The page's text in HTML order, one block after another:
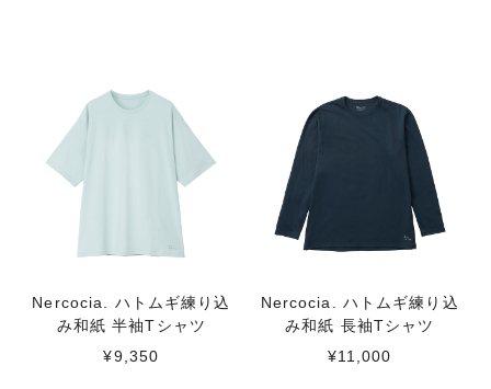
Nercocia. ハトムギ練り込
み和紙 半袖Tシャツ
¥9,350
Nercocia. ハトムギ練り込
み和紙 長袖Tシャツ
¥11,000